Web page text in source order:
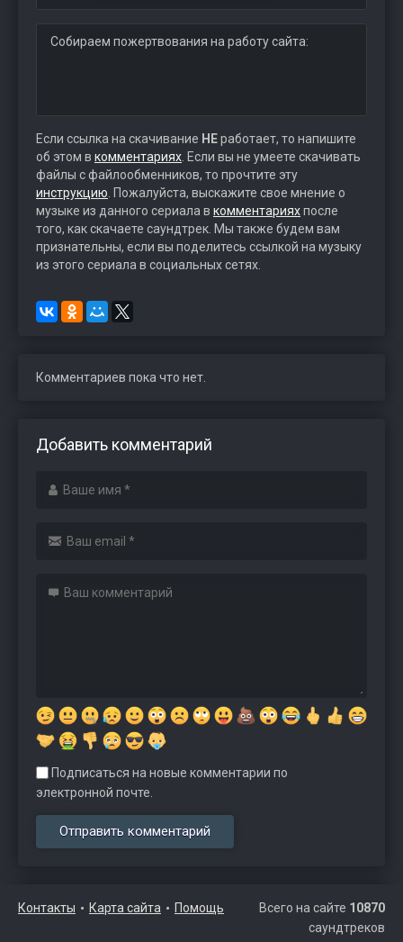
Собираем пожертвования на работу сайта:
Если ссылка на скачивание НЕработает, то напишите
об этом в комментариях . Если вы не умеете скачивать
файлы с файлообменников, то прочтите эту
инструкцию . Пожалуйста, выскажите свое мнение о
музыке из данного сериала в комментарияхпосле
того, как скачаете саундтрек. Мы также будем вам
признательны, если вы поделитесь ссылкой на музыку
из этого сериала в социальных сетях.
Комментариев пока что нет.
Добавить комментарий
Подписаться на новые комментарии по
электронной почте.
Контакты Карта сайта Помощь Всего на сайте 10870
саундтреков